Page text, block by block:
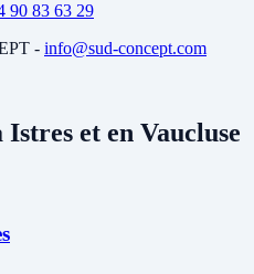
90 83 63 29
- info@sud-concept.com
Istres et en Vaucluse